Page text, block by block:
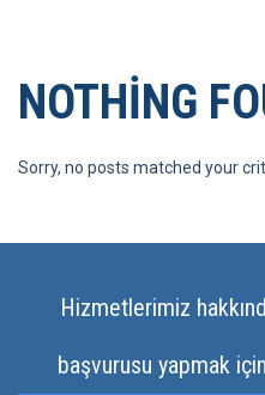
NOTHING
Sorry, no posts matched your
Hizmetlerimiz
başvurusu yapmak